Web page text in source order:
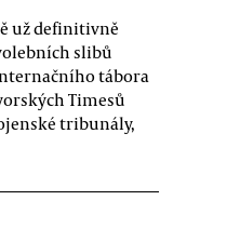
už definitivně
slibů
tábora
Timesů
tribunály,